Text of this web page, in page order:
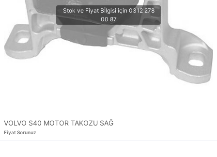
VOLVO S40 MOTOR TAKOZU SAĞ
Fiyat Sorunuz